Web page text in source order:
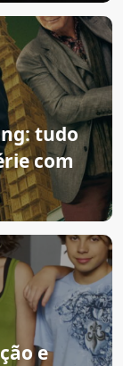
tudo
com
e